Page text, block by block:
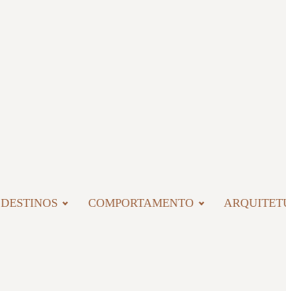
DESTINOS COMPORTAMENTO